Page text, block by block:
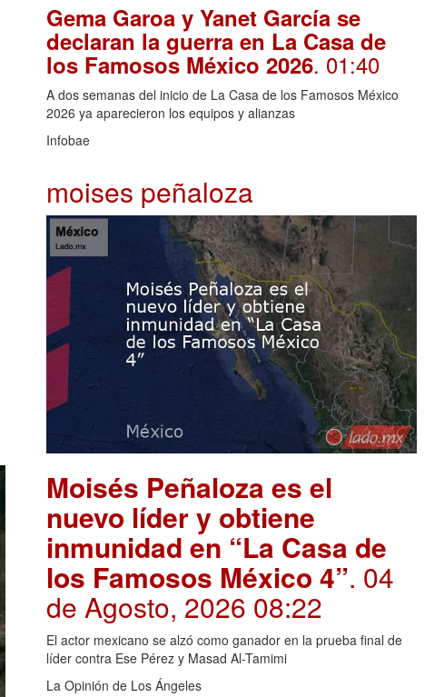
Gema Garoa y Yanet García se
declaran la guerra en La Casa de
los Famosos México 2026. 01:40
A dos semanas del inicio de La Casa de los Famosos México
2026 ya aparecieron los equipos y alianzas
Infobae
moises peñaloza
Moisés Peñaloza es el
nuevo líder y obtiene
inmunidad en “La Casa de
los Famosos México 4”. 04
de Agosto, 2026 08:22
El actor mexicano se alzó como ganador en la prueba final de
líder contra Ese Pérez y Masad Al-Tamimi
La Opinión de Los Ángeles